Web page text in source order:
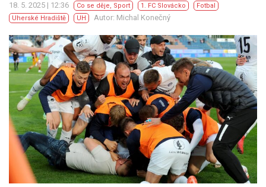
18. 5. 2025 | 12:36 Co se děje, Sport 1. FC Slovácko
Fotbal
Uherské Hradiště
UH Autor: Michal Konečný